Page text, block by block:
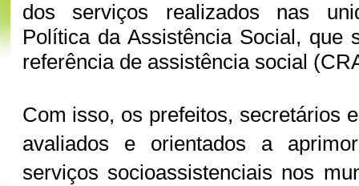
dos serviços realizados nas
Política da Assistência Social, que
referência de assistência social
Com isso, os prefeitos, secretários
avaliados e orientados a
serviços socioassistenciais nos